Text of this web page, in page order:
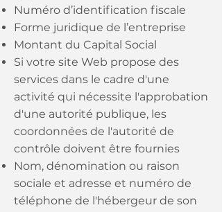
Numéro d’identification fiscale
Forme juridique de l’entreprise
Montant du Capital Social
Si votre site Web propose des
services dans le cadre d'une
activité qui nécessite l'approbation
d'une autorité publique, les
coordonnées de l'autorité de
contrôle doivent être fournies
Nom, dénomination ou raison
sociale et adresse et numéro de
téléphone de l'hébergeur de son